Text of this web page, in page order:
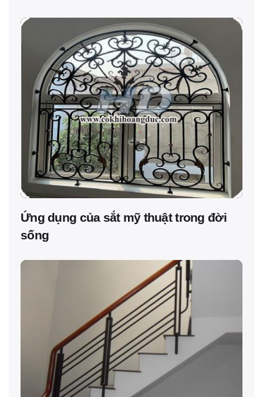
Ứng dụng của sắt mỹ thuật trong đời
sống